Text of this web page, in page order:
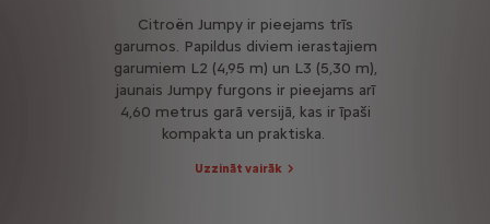
Citroën Jumpy ir pieejams trīs
garumos. Papildus diviem ierastajiem
garumiem L2 (4,95 m) un L3 (5,30 m),
jaunais Jumpy furgons ir pieejams arī
4,60 metrus garā versijā, kas ir īpaši
kompakta un praktiska.
Uzzināt vairāk